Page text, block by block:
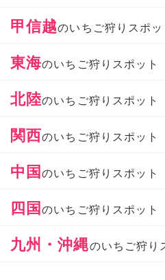
甲信越のいちご狩りスポッ
東海のいちご狩りスポット
北陸のいちご狩りスポット
関西のいちご狩りスポット
中国のいちご狩りスポット
四国のいちご狩りスポット
九州・沖縄のいちご狩り